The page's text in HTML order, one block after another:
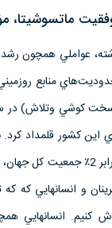
عواملي همچون
منابع
كوشي وتلاش) در
اين كشور قلمداد
در زمان كنوني مردم ژاپن با
و انسانهايي كه
كنيم. انسانهايي